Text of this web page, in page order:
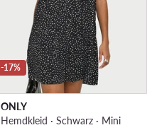
-17%
ONLY
Hemdkleid · Schwarz · Mini